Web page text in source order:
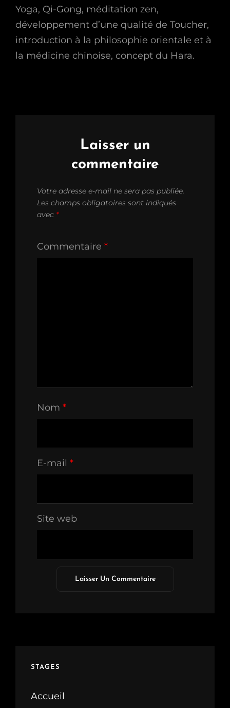
Yoga, Qi-Gong, méditation zen,
développement d’une qualité de Toucher,
introduction à la philosophie orientale et à
la médicine chinoise, concept du Hara.
Laisser un
commentaire
Votre adresse e-mail ne sera pas publiée.
Les champs obligatoires sont indiqués
avec *
Commentaire *
Nom *
E-mail *
Site web
STAGES
Accueil